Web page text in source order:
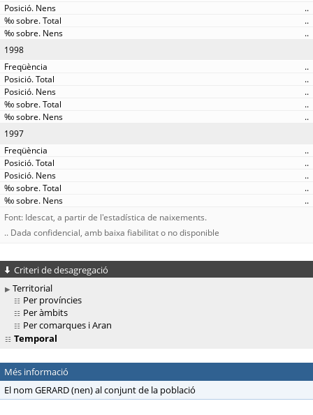
..
..
..
1998
..
..
..
..
..
1997
..
..
..
..
..
Font: Idescat, a partir de l'estadística de naixements.
.. Dada confidencial, amb baixa fiabilitat o no disponible
Criteri de desagregació
Territorial
Per províncies
Per àmbits
Per comarques i Aran
Temporal
Més informació
El nom GERARD (nen) al conjunt de la població